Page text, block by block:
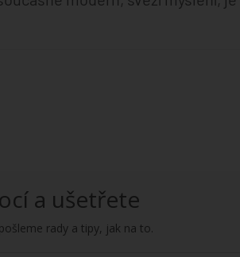
a ušetřete
rady a tipy, jak na to.